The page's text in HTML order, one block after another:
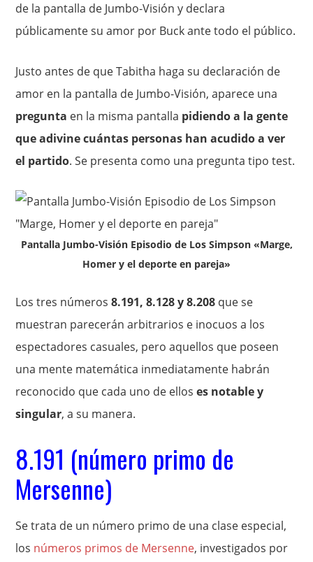
de la pantalla de Jumbo-Visión y declara
públicamente su amor por Buck ante todo el público.
Justo antes de que Tabitha haga su declaración de
amor en la pantalla de Jumbo-Visión, aparece una
pregunta en la misma pantalla pidiendo a la gente
que adivine cuántas personas han acudido a ver
el partido. Se presenta como una pregunta tipo test.
Pantalla Jumbo-Visión Episodio de Los Simpson «Marge,
Homer y el deporte en pareja»
Los tres números8.191, 8.128 y 8.208 que se
muestran parecerán arbitrarios e inocuos a los
espectadores casuales, pero aquellos que poseen
una mente matemática inmediatamente habrán
reconocido que cada uno de elloses notable y
singular, a su manera.
8.191 (número primo de
Mersenne)
Se trata de un número primo de una clase especial,
los números primos de Mersenne, investigados por